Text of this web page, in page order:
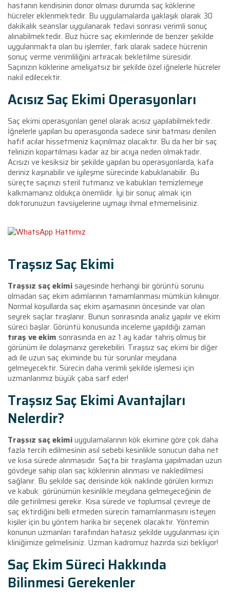
hastanın kendisinin donor olması durumda saç köklerine
hücreler eklenmektedir. Bu uygulamalarda yaklaşık olarak 30
dakikalık seanslar uygulanarak tedavi sonrası verimli sonuç
alınabilmektedir. Buz hücre saç ekimlerinde de benzer şekilde
uygulanmakta olan bu işlemler, fark olarak sadece hücrenin
sonuç verme verimliliğini artıracak bekletilme süresidir.
Saçınızın köklerine ameliyatsız bir şekilde özel iğnelerle hücreler
nakil edilecektir.
Acısız Saç Ekimi Operasyonları
Saç ekimi operasyonları genel olarak acısız yapılabilmektedir.
İğnelerle yapılan bu operasyonda sadece sinir batması denilen
hafif acılar hissetmeniz kaçınılmaz olacaktır. Bu da her bir saç
telinizin kopartılması kadar az bir acıya neden olmaktadır.
Acısızı ve kesiksiz bir şekilde yapılan bu operasyonlarda, kafa
deriniz kaşınabilir ve iyileşme sürecinde kabuklanabilir. Bu
süreçte saçınızı steril tutmanız ve kabukları temizlemeye
kalkmamanız oldukça önemlidir. İyi bir sonuç almak için
doktorunuzun tavsiyelerine uymayı ihmal etmemelisiniz.
Traşsız Saç Ekimi
Traşsız saç ekimisayesinde herhangi bir görüntü sorunu
olmadan saç ekim adımlarının tamamlanması mümkün kılınıyor.
Normal koşullarda saç ekim aşamasının öncesinde var olan
seyrek saçlar tıraşlanır. Bunun sonrasında analiz yapılır ve ekim
süreci başlar. Görüntü konusunda inceleme yapıldığı zaman
tıraş ve ekim sonrasında en az 1 ay kadar tahriş olmuş bir
görünüm ile dolaşmanız gerekebiliri. Tıraşsız saç ekimi bir diğer
adı ile uzun saç ekiminde bu tür sorunlar meydana
gelmeyecektir. Sürecin daha verimli şekilde işlemesi için
uzmanlarımız büyük çaba sarf eder!
Traşsız Saç Ekimi Avantajları
Nelerdir?
Traşsız saç ekimiuygulamalarının kök ekimine göre çok daha
fazla tercih edilmesinin asıl sebebi kesinlikle sonucun daha net
ve kısa sürede alınmasıdır. Saçta bir tıraşlama yapılmadan uzun
gövdeye sahip olan saç köklerinin alınması ve nakledilmesi
sağlanır. Bu şekilde saç derisinde kök naklinde görülen kırmızı
ve kabuk görünümün kesinlikle meydana gelmeyeceğinin de
dile getirilmesi gerekir. Kısa sürede ve toplumsal çevreye de
saç ektirdiğini belli etmeden sürecin tamamlanmasını isteyen
kişiler için bu yöntem harika bir seçenek olacaktır. Yöntemin
konunun uzmanları tarafından hatasız şekilde uygulanması için
kliniğimize gelmelisiniz. Uzman kadromuz hazırda sizi bekliyor!
Saç Ekim Süreci Hakkında
Bilinmesi Gerekenler